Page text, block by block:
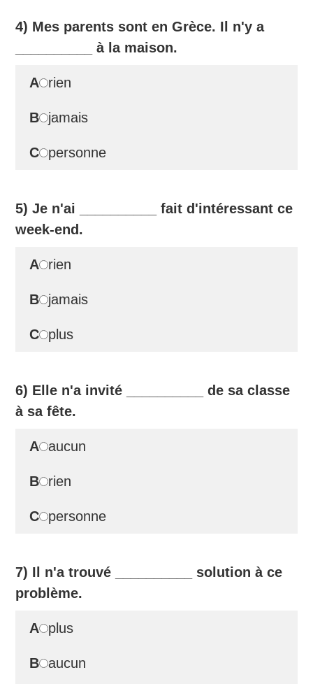
4) Mes parents sont en Grèce. Il n'y a
à la maison.
A rien
B jamais
C personne
5) Je n'ai
fait d'intéressant ce
week-end.
A rien
B jamais
C plus
6) Elle n'a invité
de sa classe
à sa fête.
A aucun
B rien
C personne
7) Il n'a trouvé
solution à ce
problème.
A plus
B aucun